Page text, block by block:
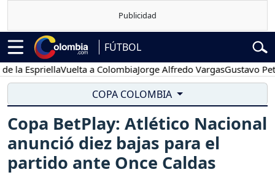
FÚTBOL
Vuelta a ColombiaJorge Alfredo VargasGustavo Petro
COPA COLOMBIA
Copa BetPlay: Atlético Nacional
anunció diez bajas para el
partido ante Once Caldas